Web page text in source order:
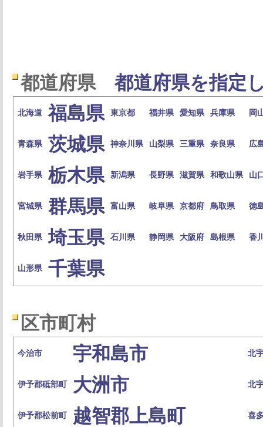
都道府県 都道府県を指定
北海道 福島県 東京都 福井県 愛知県 兵庫県 岡
青森県 茨城県 神奈川県 山梨県 三重県 奈良県 広
岩手県 栃木県 新潟県 長野県 滋賀県 和歌山県 山
宮城県 群馬県 富山県 岐阜県 京都府 鳥取県 徳
秋田県 埼玉県 石川県 静岡県 大阪府 島根県 香
山形県 千葉県
区市町村
今治市 宇和島市 北
伊予郡砥部町 大洲市 北
伊予郡松前町 越智郡上島町 喜